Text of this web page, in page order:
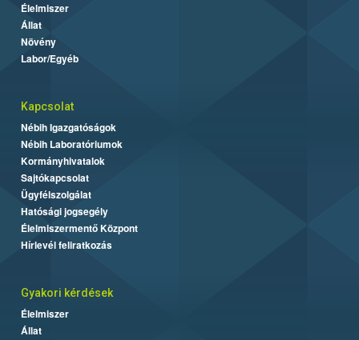
Élelmiszer
Állat
Növény
Labor/Egyéb
Kapcsolat
Nébih Igazgatóságok
Nébih Laboratóriumok
Kormányhivatalok
Sajtókapcsolat
Ügyfélszolgálat
Hatósági jogsegély
Élelmiszermentő Központ
Hírlevél feliratkozás
Gyakori kérdések
Élelmiszer
Állat